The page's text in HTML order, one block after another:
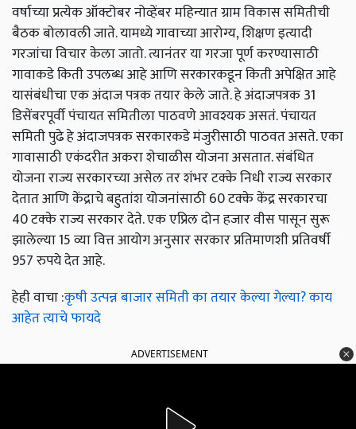
वर्षाच्या प्रत्येक ऑक्टोबर नोव्हेंबर महिन्यात ग्राम विकास समितीची
बैठक बोलावली जाते. यामध्ये गावाच्या आरोग्य, शिक्षण इत्यादी
गरजांचा विचार केला जातो. त्यानंतर या गरजा पूर्ण करण्यासाठी
गावाकडे किती उपलब्ध आहे आणि सरकारकडून किती अपेक्षित आहे
यासंबंधीचा एक अंदाज पत्रक तयार केले जाते. हे अंदाजपत्रक 31
डिसेंबरपूर्वी पंचायत समितीला पाठवणे आवश्यक असतं. पंचायत
समिती पुढे हे अंदाजपत्रक सरकारकडे मंजुरीसाठी पाठवत असते. एका
गावासाठी एकंदरीत अकरा शेचाळीस योजना असतात. संबंधित
योजना राज्य सरकारच्या असेल तर शंभर टक्के निधी राज्य सरकार
देतात आणि केंद्राचे बहुतांश योजनांसाठी 60 टक्के केंद्र सरकारचा
40 टक्के राज्य सरकार देते. एक एप्रिल दोन हजार वीस पासून सुरू
झालेल्या 15 व्या वित्त आयोग अनुसार सरकार प्रतिमाणशी प्रतिवर्षी
957 रुपये देत आहे.
हेही वाचा :कृषी उत्पन्न बाजार समिती का तयार केल्या गेल्या? काय
आहेत त्याचे फायदे
ADVERTISEMENT